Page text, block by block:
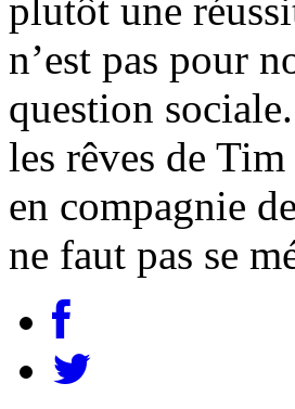
plutôt une
n’est pas pour
question
les rêves de
en compagnie
ne faut pas se